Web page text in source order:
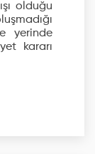
olduğu
yerinde
kararı